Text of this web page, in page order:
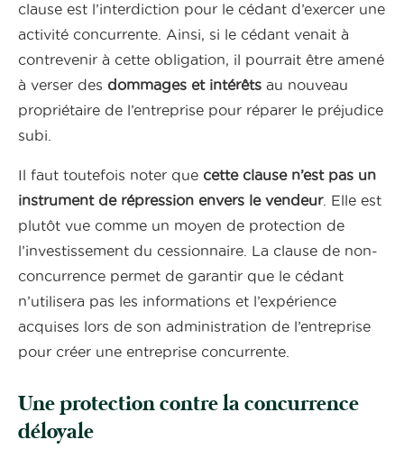
clause est l’interdiction pour le cédant d’exercer une
activité concurrente. Ainsi, si le cédant venait à
contrevenir à cette obligation, il pourrait être amené
à verser des dommages et intérêts au nouveau
propriétaire de l’entreprise pour réparer le préjudice
subi.
Il faut toutefois noter que cette clause n’est pas un
instrument de répression envers le vendeur. Elle est
plutôt vue comme un moyen de protection de
l’investissement du cessionnaire. La clause de non-
concurrence permet de garantir que le cédant
n’utilisera pas les informations et l’expérience
acquises lors de son administration de l’entreprise
pour créer une entreprise concurrente.
Une protection contre la concurrence
déloyale